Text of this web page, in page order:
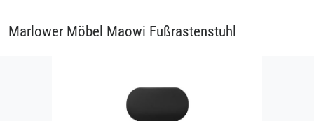
Marlower Möbel Maowi Fußrastenstuhl